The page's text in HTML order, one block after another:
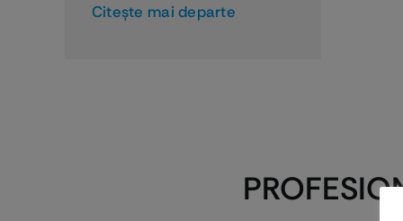
Citeşte mai departe